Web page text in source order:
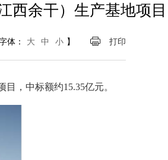
西余干）生产基地项目
字体： 大 中 小 】 打印
，中标额约15.35亿元。